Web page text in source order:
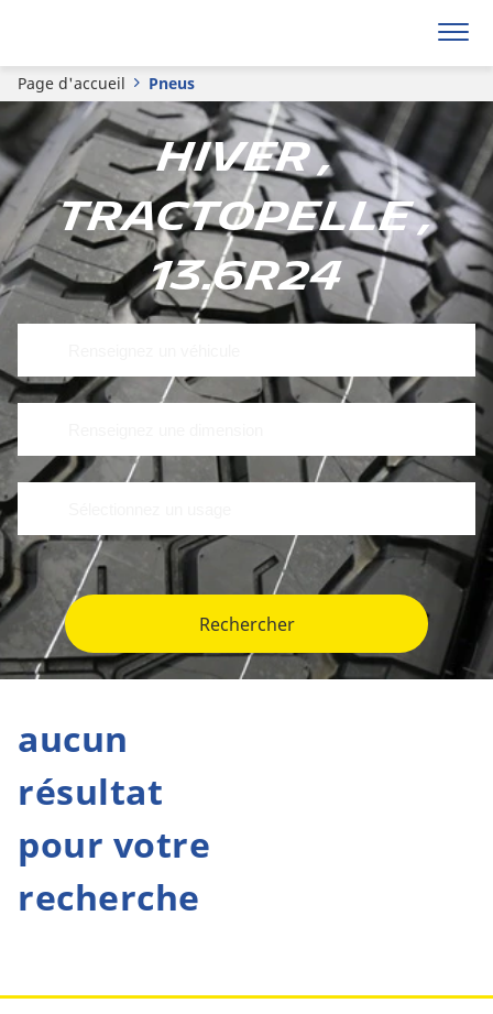
Page d'accueil Pneus
Hiver ,
Tractopelle ,
13.6R24
Rechercher
aucun
résultat
pour votre
recherche